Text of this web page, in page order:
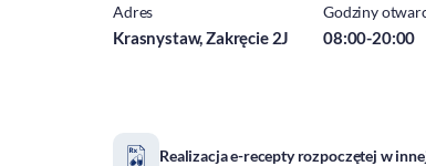
Adres
Krasnystaw, Zakręcie 2J
Godziny
08:00-20:00
Realizacja e-recepty rozpoczętej w